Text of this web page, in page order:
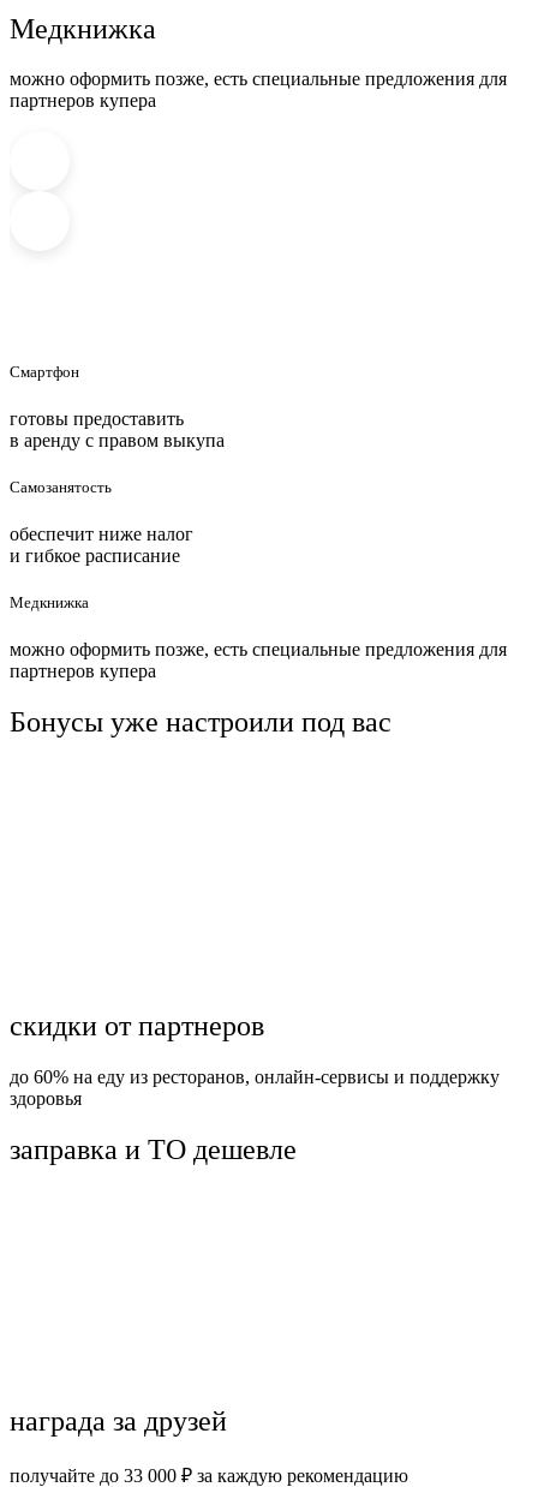
Медкнижка
можно оформить позже, есть специальные предложения для
партнеров купера
Смартфон
готовы предоставить
в аренду с правом выкупа
Cамозанятость
обеспечит ниже налог
и гибкое расписание
Медкнижка
можно оформить позже, есть специальные предложения для
партнеров купера
Бонусы уже настроили под вас
cкидки от партнеров
до 60% на еду из ресторанов, онлайн-сервисы и поддержку
здоровья
заправка и ТО дешевле
награда за друзей
получайте до 33 000 ₽ за каждую рекомендацию